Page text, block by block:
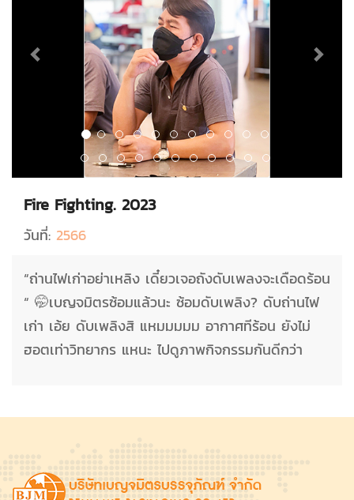
Fire Fighting. 2023
วันที่: 2566
“ถ่านไฟเก่าอย่าเหลิง เดี๋ยวเจอถังดับเพลงจะเดือดร้อน
“ 🤭เบญจมิตรซ้อมแล้วนะ ซ้อมดับเพลิง? ดับถ่านไฟ
เก่า เอ้ย ดับเพลิงสิ แหมมมมม อากาศทีร้อน ยังไม่
ฮอตเท่าวิทยากร แหนะ ไปดูภาพกิจกรรมกันดีกว่า